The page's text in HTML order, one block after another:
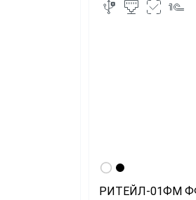
РИТЕЙЛ-01ФМ